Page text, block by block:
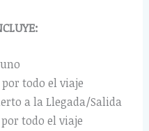
todo el viaje
a la Llegada/Salida
todo el viaje